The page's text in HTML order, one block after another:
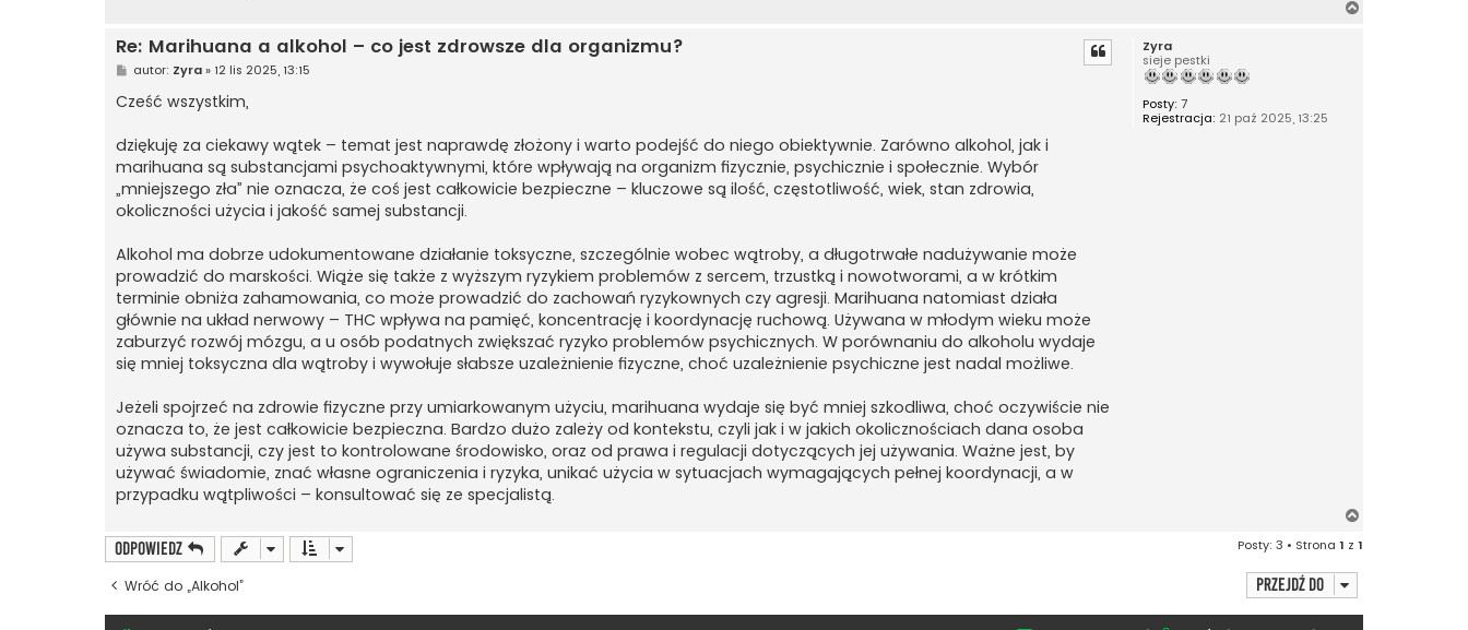
Zyra
sieje pestki
Posty: 7
Rejestracja: 21 paź 2025, 13:25
Re: Marihuana a alkohol – co jest zdrowsze dla organizmu?
P
s
t
autor: Zyra» 12 lis 2025, 13:15
Cześć wszystkim,
dziękuję za ciekawy wątek – temat jest naprawdę złożony i warto podejść do niego obiektywnie. Zarówno alkohol, jak i
marihuana są substancjami psychoaktywnymi, które wpływają na organizm fizycznie, psychicznie i społecznie. Wybór
„mniejszego zła” nie oznacza, że coś jest całkowicie bezpieczne – kluczowe są ilość, częstotliwość, wiek, stan zdrowia,
okoliczności użycia i jakość samej substancji.
Alkohol ma dobrze udokumentowane działanie toksyczne, szczególnie wobec wątroby, a długotrwałe nadużywanie może
prowadzić do marskości. Wiąże się także z wyższym ryzykiem problemów z sercem, trzustką i nowotworami, a w krótkim
terminie obniża zahamowania, co może prowadzić do zachowań ryzykownych czy agresji. Marihuana natomiast działa
głównie na układ nerwowy – THC wpływa na pamięć, koncentrację i koordynację ruchową. Używana w młodym wieku może
zaburzyć rozwój mózgu, a u osób podatnych zwiększać ryzyko problemów psychicznych. W porównaniu do alkoholu wydaje
się mniej toksyczna dla wątroby i wywołuje słabsze uzależnienie fizyczne, choć uzależnienie psychiczne jest nadal możliwe.
Jeżeli spojrzeć na zdrowie fizyczne przy umiarkowanym użyciu, marihuana wydaje się być mniej szkodliwa, choć oczywiście nie
oznacza to, że jest całkowicie bezpieczna. Bardzo dużo zależy od kontekstu, czyli jak i w jakich okolicznościach dana osoba
używa substancji, czy jest to kontrolowane środowisko, oraz od prawa i regulacji dotyczących jej używania. Ważne jest, by
używać świadomie, znać własne ograniczenia i ryzyka, unikać użycia w sytuacjach wymagających pełnej koordynacji, a w
przypadku wątpliwości – konsultować się ze specjalistą.
ę
ODPOWIEDZ Posty: 3 • Strona 1 z 1
Wróć do „Alkohol” Przejdź do